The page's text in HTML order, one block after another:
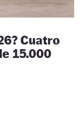
Cuatro
15.000